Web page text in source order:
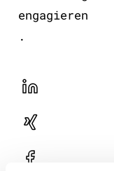
engagieren
.
LinekdIn
Xing
Facebook